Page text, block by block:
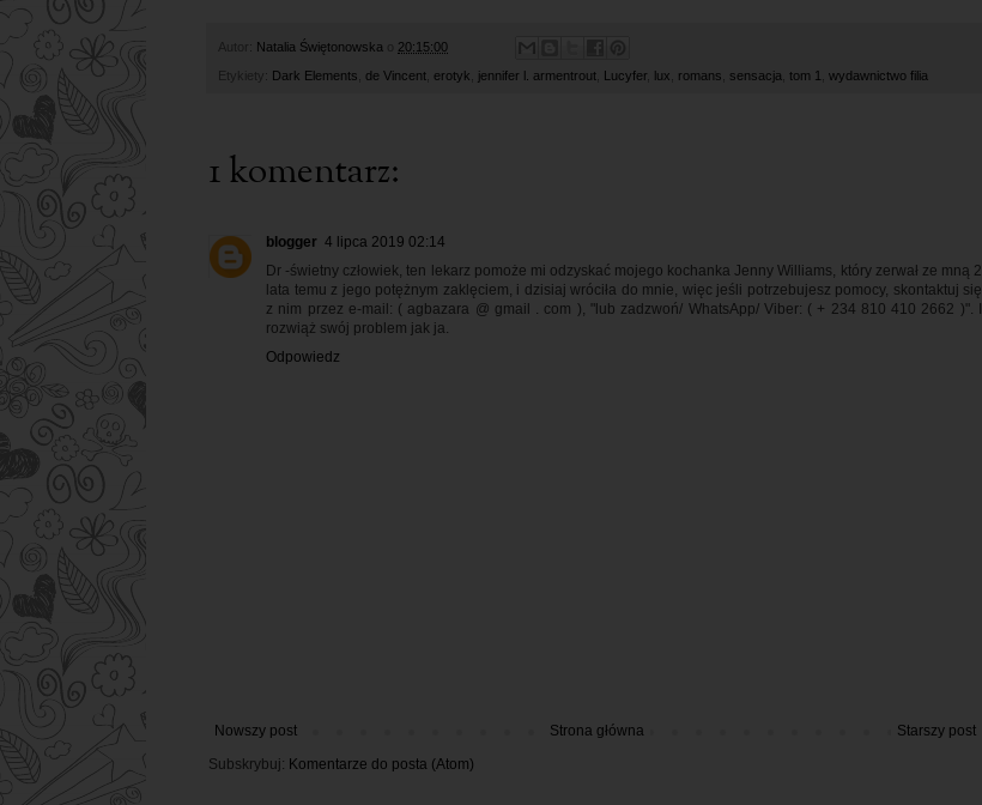
Autor: Natalia Świętonowska 20:15:00
Etykiety: Dark Elements de Vincent erotyk jennifer l. armentrout Lucyfer lux romans sensacja tom 1 wydawnictwo filia
1 komentarz:
blogger 4 lipca 2019 02:14
Dr -świetny człowiek, ten lekarz pomoże mi odzyskać mojego kochanka Jenny Williams, który zerwał ze mną 2
lata temu z jego potężnym zaklęciem, i dzisiaj wróciła do mnie, więc jeśli potrzebujesz pomocy, skontaktuj się
z nim przez e-mail: ( agbazara @ gmail . com ), "lub zadzwoń/ WhatsApp/ Viber: ( + 234 810 410 2662 )". I
rozwiąż swój problem jak ja.
Odpowiedz
Nowszy post Starszy post
Strona główna
Subskrybuj: Komentarze do posta (Atom)